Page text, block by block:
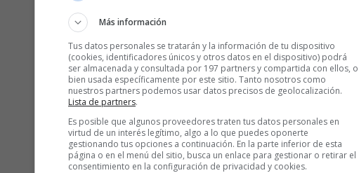
Más información
Tus datos personales se tratarán y la información de tu dispositivo
(cookies, identificadores únicos y otros datos en el dispositivo) podrá
ser almacenada y consultada por 197 partners y compartida con ellos, o
bien usada específicamente por este sitio. Tanto nosotros como
nuestros partners podemos usar datos precisos de geolocalización.
Lista de partners.
Es posible que algunos proveedores traten tus datos personales en
virtud de un interés legítimo, algo a lo que puedes oponerte
gestionando tus opciones a continuación. En la parte inferior de esta
página o en el menú del sitio, busca un enlace para gestionar o retirar el
consentimiento en la configuración de privacidad y cookies.